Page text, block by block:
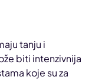
tanju i
biti intenzivnija
koje su za